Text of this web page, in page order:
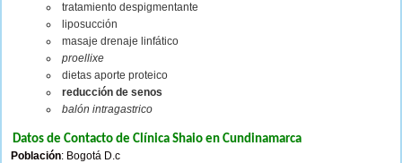
tratamiento despigmentante
liposucción
masaje drenaje linfático
proellixe
dietas aporte proteico
reducción de senos
balón intragastrico
Datos de Contacto de Clínica Shaio en Cundinamarca
Población: Bogotá D.c